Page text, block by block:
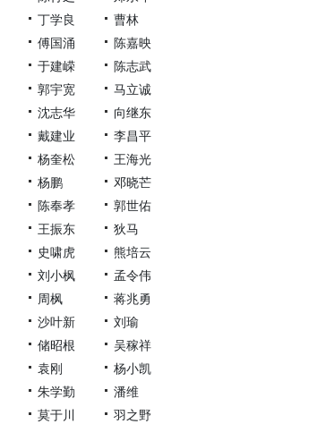
丁学良
曹林
傅国涌
陈嘉映
于建嵘
陈志武
郭宇宽
马立诚
沈志华
向继东
戴建业
李昌平
杨奎松
王海光
杨鹏
邓晓芒
陈奉孝
郭世佑
王振东
狄马
史啸虎
熊培云
刘小枫
孟令伟
周枫
蒋兆勇
沙叶新
刘瑜
储昭根
吴稼祥
袁刚
杨小凯
朱学勤
潘维
莫于川
羽之野